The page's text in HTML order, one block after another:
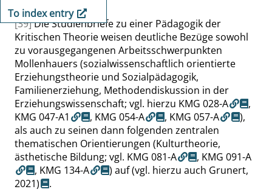
To index entry
[39]Die Studienbriefe zu einer Pädagogik der
Kritischen Theorie weisen deutliche Bezüge sowohl
zu vorausgegangenen Arbeitsschwerpunkten
Mollenhauers (sozialwissenschaftlich orientierte
Erziehungstheorie und Sozialpädagogik,
Familienerziehung, Methodendiskussion in der
Erziehungswissenschaft; vgl. hierzu KMG 028-A
,
KMG 047-A1
, KMG 054-A , KMG 057-A
),
als auch zu seinen dann folgenden zentralen
thematischen Orientierungen (Kulturtheorie,
ästhetische Bildung; vgl. KMG 081-A , KMG 091-A
, KMG 134-A ) auf(vgl. hierzu auch Grunert,
2021)
.